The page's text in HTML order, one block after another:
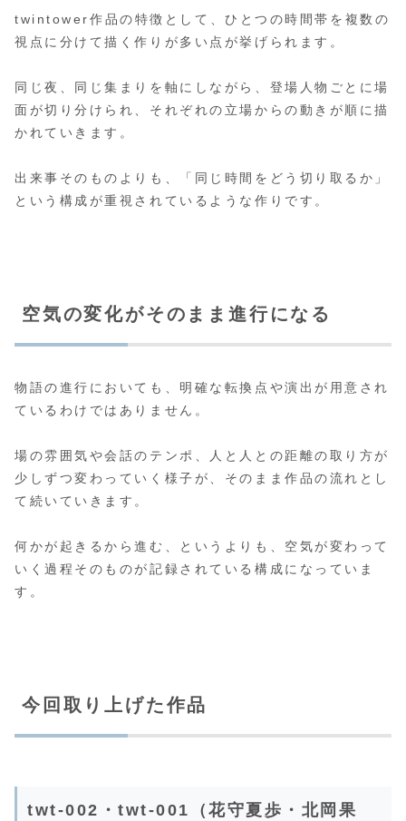
twintower作品の特徴として、ひとつの時間帯を複数の
視点に分けて描く作りが多い点が挙げられます。
同じ夜、同じ集まりを軸にしながら、登場人物ごとに場
面が切り分けられ、それぞれの立場からの動きが順に描
かれていきます。
出来事そのものよりも、「同じ時間をどう切り取るか」
という構成が重視されているような作りです。
空気の変化がそのまま進行になる
物語の進行においても、明確な転換点や演出が用意され
ているわけではありません。
場の雰囲気や会話のテンポ、人と人との距離の取り方が
少しずつ変わっていく様子が、そのまま作品の流れとし
て続いていきます。
何かが起きるから進む、というよりも、空気が変わって
いく過程そのものが記録されている構成になっていま
す。
今回取り上げた作品
twt-002・twt-001（花守夏歩・北岡果